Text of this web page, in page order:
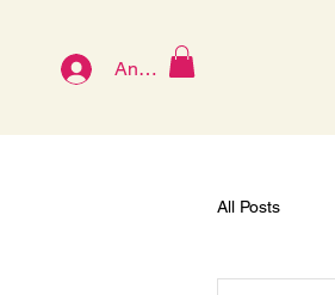
Anmelden
All Posts